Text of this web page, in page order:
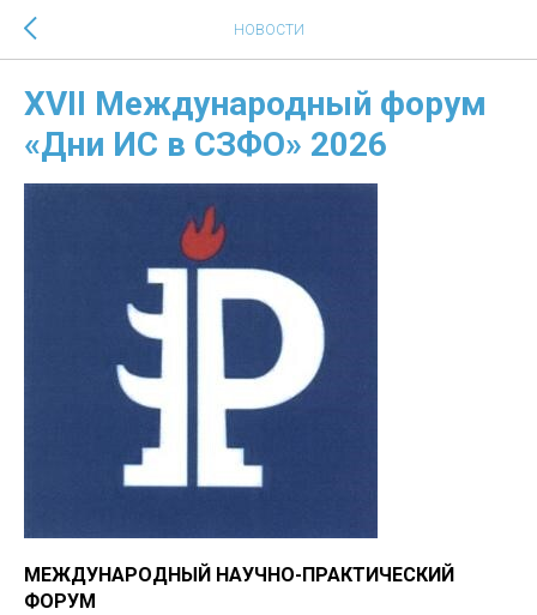
НОВОСТИ
XVII Международный форум
«Дни ИС в СЗФО» 2026
МЕЖДУНАРОДНЫЙ НАУЧНО-ПРАКТИЧЕСКИЙ
ФОРУМ